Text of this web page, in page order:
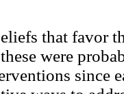
that favor
were
since